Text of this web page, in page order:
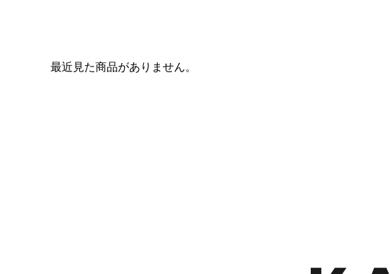
最近見た商品がありません。